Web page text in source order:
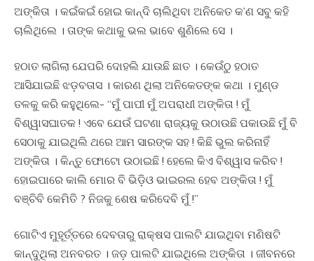
ଅଙ୍କିତା । କଇଁକଇଁ ହୋଇ କାନ୍ଦି ଚାଲିଥିବା ଅନିକେତ କ’ଣ ସବୁ କହି
ଚାଲିଥିଲେ । ତାଙ୍କ କଥାକୁ ଭଲ ଭାବେ ଶୁଣିଲେ ସେ ।
ହଠାତ ଲାଗିଲା ଯେପରି ଦୋହଲି ଯାଉଛି ଛାତ । କେଉଁଠୁ ହଠାତ
ଆସିଯାଇଛି ଝଡ଼ବତାସ । କାରଣ ଥିଲା ଅନିକେତଙ୍କ କଥା । ମୁଣ୍ଡ
ତଳକୁ କରି କହୁଥିଲେ- “ମୁଁ ପାପୀ ମୁଁ ଅପରାଧୀ ଅଙ୍କିତା ! ମୁଁ
ବିଶ୍ୱାସଘାତକ ! ଏବେ ଯେଉଁ ଘଟଣା ରାଜ୍ୟକୁ ଉଠାଉଛି ପକାଉଛି ମୁଁ ବି
ସେଠାକୁ ଯାଇଥିଲି ଥରେ ଆମ ସାରଙ୍କ ସହ ! କିଛି ଭୁଲ କରିନାହିଁ
ଅଙ୍କିତା । କିନ୍ତୁ ଫୋଟୋ ଉଠାଇଛି ! ହେଲେ କିଏ ବିଶ୍ୱାସ କରିବ !
ହୋଇପାରେ କାଲି ମୋର ବି ଭିଡ଼ିଓ ଭାଇରଲ ହେବ ଅଙ୍କିତା ! ମୁଁ
ବଞ୍ଚିବି କେମିତି ? ନିଜକୁ ଶେଷ କରିଦେବି ମୁଁ !”
ଗୋଟିଏ ମୁହୂର୍ତ୍ତରେ ଦେବତାରୁ ରାକ୍ଷସ ପାଲଟି ଯାଇଥିବା ମଣିଷଟି
କାନ୍ଦୁଥିଲା ଅନବରତ । ଜଡ଼ ପାଲଟି ଯାଇଥିଲେ ଅଙ୍କିତା । ଜୀବନରେ